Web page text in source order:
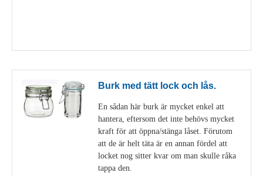
Burk med tätt lock och lås.
En sådan här burk är mycket enkel att
hantera, eftersom det inte behövs mycket
kraft för att öppna/stänga låset. Förutom
att de är helt täta är en annan fördel att
locket nog sitter kvar om man skulle råka
tappa den.